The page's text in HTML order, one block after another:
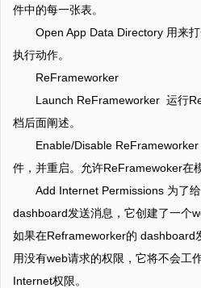
件中的每一张表。
Open App Data Directory 用来
执行动作。
ReFrameworker
Launch ReFrameworker 运行
档后面阐述。
Enable/Disable
件，并重启。允许ReFramewoker在
Add Internet Permissions 为了
dashboard发送消息，它创建了一个
如果在Reframeworker的 dashboard
用没有web请求的权限，它将不会工
Internet权限。